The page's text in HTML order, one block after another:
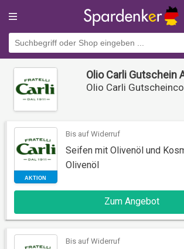
Olio Carli Gutschein
Olio Carli
Bis auf Widerruf
Seifen mit Olivenöl und
Olivenöl
Zum Angebot
Bis auf Widerruf